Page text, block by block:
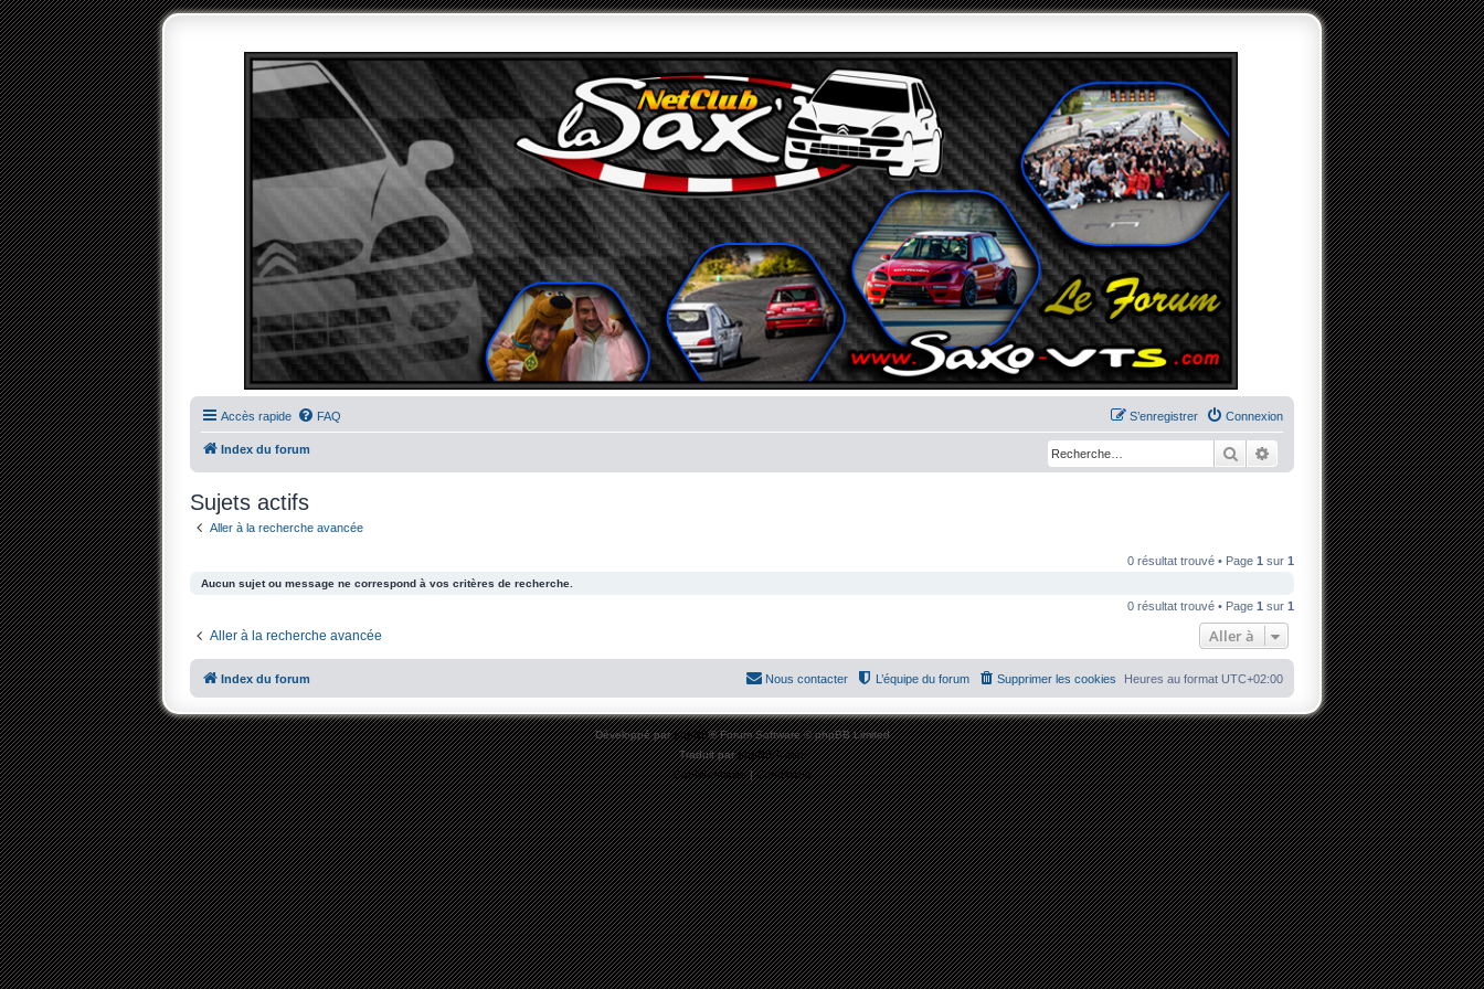
Accès rapide FAQ Connexion
S’enregistrer
Index du forum RechercherRecherche avancée
Sujets actifs
Aller à la recherche avancée
0 résultat trouvé • Page 1 sur 1
Aucun sujet ou message ne correspond à vos critères de recherche.
0 résultat trouvé • Page 1 sur 1
Aller à la recherche avancée Aller à
Index du forum Heures au format UTC+02:00
Supprimer les cookies
L’équipe du forum
Nous contacter
Développé parphpBB® Forum Software © phpBB Limited
Traduit parphpBB-fr.com
Confidentialité|Conditions